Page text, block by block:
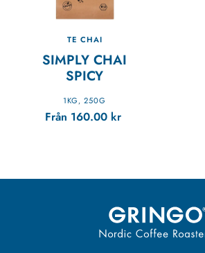
TE CHAI
SIMPLY CHAI
SPICY
1KG , 250G
Från 160.00 kr